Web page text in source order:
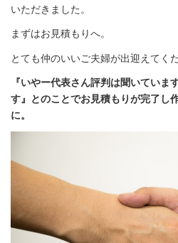
いただきました。
まずはお見積もりへ。
とても仲のいいご夫婦が出迎えてく
『いやー代表さん評判は聞いていま
す』とのことでお見積もりが完了し
に。